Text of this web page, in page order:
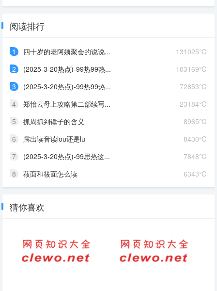
阅读排行
131025℃
1
四十岁的老阿姨聚会的说说...
103169℃
2
(2025-3-20热点)-99热99热...
72853℃
3
(2025-3-20热点)-99热99热...
23184℃
4
郑怡云母上攻略第二部续写...
8965℃
5
抓周抓到锤子的含义
8430℃
6
露出读音读lou还是lu
7848℃
7
(2025-3-20热点)-99思热这...
6343℃
8 莜面和筱面怎么读
猜你喜欢